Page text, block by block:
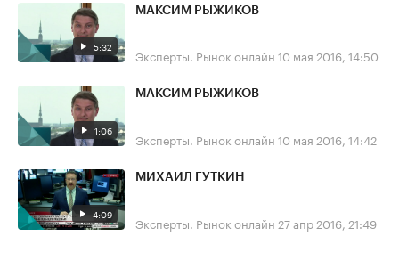
5:32
МАКСИМ РЫЖИКОВ
Эксперты. Рынок онлайн 10 мая 2016, 14:50
1:06
МАКСИМ РЫЖИКОВ
Эксперты. Рынок онлайн 10 мая 2016, 14:42
4:09
МИХАИЛ ГУТКИН
Эксперты. Рынок онлайн 27 апр 2016, 21:49